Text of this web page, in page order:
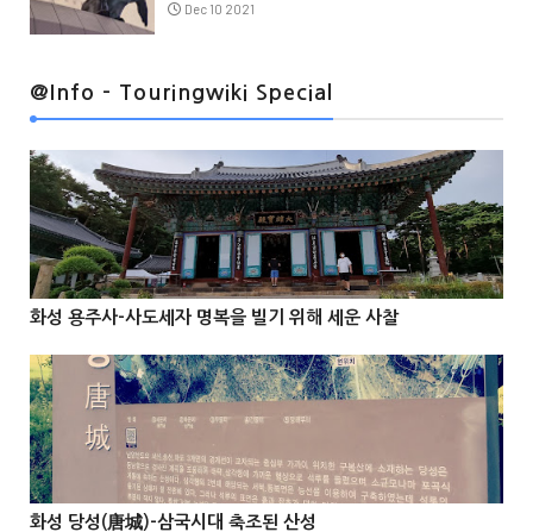
Dec 10 2021
@Info - Touringwiki Special
 

@Info
화성 용주사-사도세자 명복을 빌기 위해 세운 사찰
 

@Info
화성 당성(唐城)-삼국시대 축조된 산성
@Info